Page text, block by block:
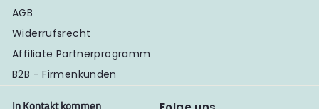
AGB
Widerrufsrecht
Affiliate Partnerprogramm
B2B - Firmenkunden